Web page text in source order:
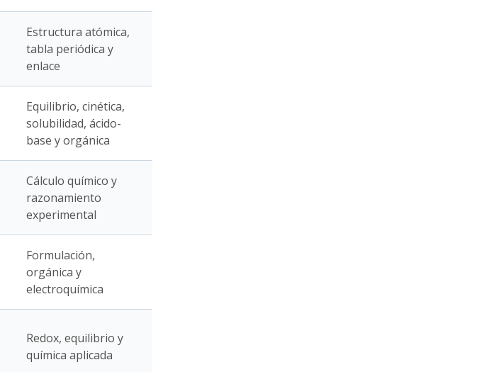
Estructura atómica,
tabla periódica y
enlace
Equilibrio, cinética,
solubilidad, ácido-
base y orgánica
Cálculo químico y
razonamiento
experimental
Formulación,
orgánica y
electroquímica
Redox, equilibrio y
química aplicada